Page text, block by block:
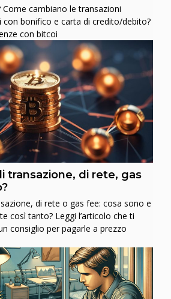
Come cambiano le transazioni
bonifico e carta di credito/debito?
con bitcoi
transazione, di rete, gas
di rete o gas fee: cosa sono e
così tanto? Leggi l’articolo che ti
consiglio per pagarle a prezzo